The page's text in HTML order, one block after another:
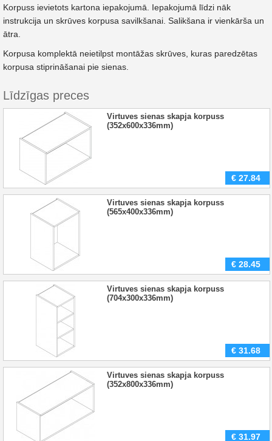
Korpuss ievietots kartona iepakojumā. Iepakojumā līdzi nāk
instrukcija un skrūves korpusa savilkšanai. Salikšana ir vienkārša un
ātra.
Korpusa komplektā neietilpst montāžas skrūves, kuras paredzētas
korpusa stiprināšanai pie sienas.
Līdzīgas preces
Virtuves sienas skapja korpuss
(352x600x336mm)
€ 27.84
Virtuves sienas skapja korpuss
(565x400x336mm)
€ 28.45
Virtuves sienas skapja korpuss
(704x300x336mm)
€ 31.68
Virtuves sienas skapja korpuss
(352x800x336mm)
€ 31.97